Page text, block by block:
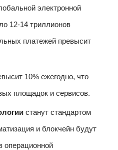
электронной
12-14 триллионов
платежей превысит
10% ежегодно, что
площадок и сервисов.
станут стандартом
и блокчейн будут
операционной